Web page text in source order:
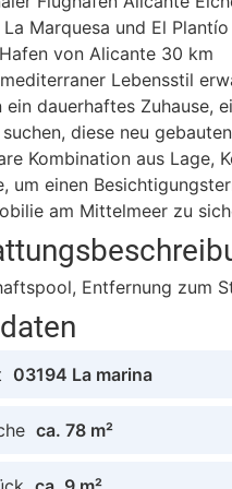
Marquesa und El
von Alicante 30 km
Lebensstil
ein dauerhaftes Zuhause,
diese neu
Kombination aus Lage,
um einen
am Mittelmeer zu
Entfernung zum
03194 La marina
ca. 78 m²